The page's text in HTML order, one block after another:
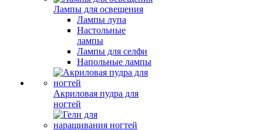
Лампы для освещения
Лампы лупа
Настольные
лампы
Лампы для селфи
Напольные лампы
Акриловая пудра для
ногтей